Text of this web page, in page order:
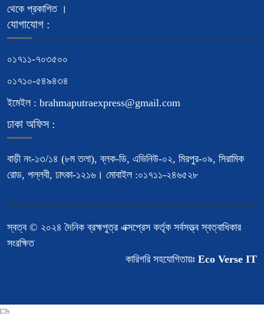
থেকে প্রকাশিত ।
যোগাযোগ :
০১৭১১-৭০৩৫০০
০১৭১০-৫৪৯৪৩৪
ইমেইল : brahmaputraexpress@gmail.com
ঢাকা অফিস :
বাড়ী নং-১৩/১৪ (৮ম তলা), ব্লক-ডি, এভিনিউ-০২, মিরপুর-০৯, সিরামিক
রোড, পল্লবী, ঢাৎকা-১২১৬। মোবাইল :০১৭১১-২৪৬৫২৮
স্বত্ব © ২০২৪ দৈনিক ব্রহ্মপুত্র এক্সপ্রেস কর্তৃক সর্বসত্ত্ব স্বত্বাধিকার
সংরক্ষিত
কারিগরি সহযোগিতায়ঃ Eco Verse IT